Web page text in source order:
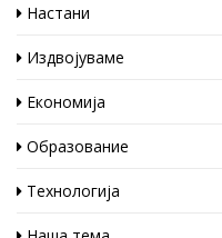
Настани
Издвојуваме
Економија
Образование
Технологија